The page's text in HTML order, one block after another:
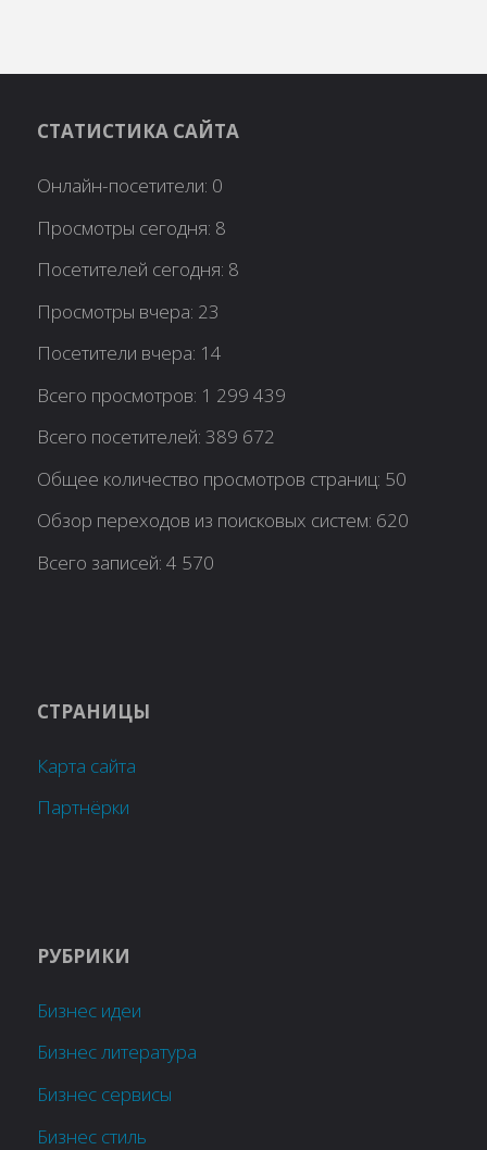
СТАТИСТИКА САЙТА
Онлайн-посетители: 0
Просмотры сегодня: 8
Посетителей сегодня: 8
Просмотры вчера: 23
Посетители вчера: 14
Всего просмотров: 1 299 439
Всего посетителей:389 672
Общее количество просмотров страниц: 50
Обзор переходов из поисковых систем: 620
Всего записей:4 570
СТРАНИЦЫ
Карта сайта
Партнёрки
РУБРИКИ
Бизнес идеи
Бизнес литература
Бизнес сервисы
Бизнес стиль